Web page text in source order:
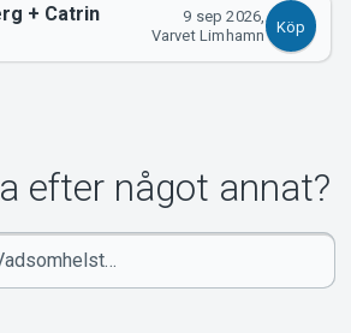
+ Catrin
9 sep 2026,
Varvet Limhamn
Köp
efter något annat?